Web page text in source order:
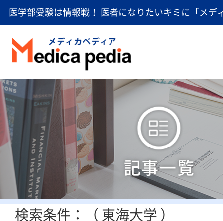
医学部受験は情報戦！ 医者になりたいキミに「メデ
記事一覧
検索条件：（ 東海大学 ）